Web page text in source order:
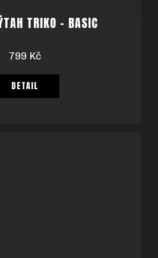
TRIKO - BASIC
799 Kč
DETAIL